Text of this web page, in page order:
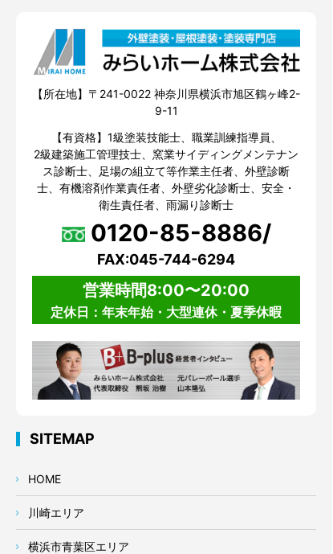
【所在地】〒241-0022 神奈川県横浜市旭区鶴ヶ峰2-
9-11
【有資格】1級塗装技能士、職業訓練指導員、
2級建築施工管理技士、窯業サイディングメンテナン
ス診断士、足場の組立て等作業主任者、外壁診断
士、有機溶剤作業責任者、外壁劣化診断士、安全・
衛生責任者、雨漏り診断士
0120-85-8886/
FAX:045-744-6294
営業時間8:00〜20:00
定休日：年末年始・大型連休・夏季休暇
SITEMAP
HOME
川崎エリア
横浜市青葉区エリア